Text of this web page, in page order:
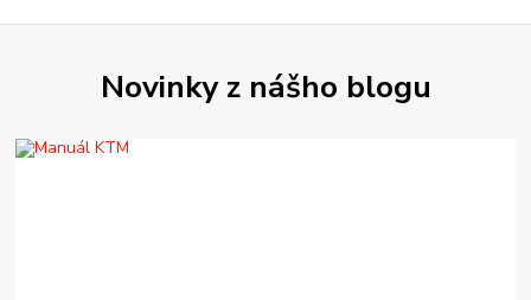
Novinky z nášho blogu